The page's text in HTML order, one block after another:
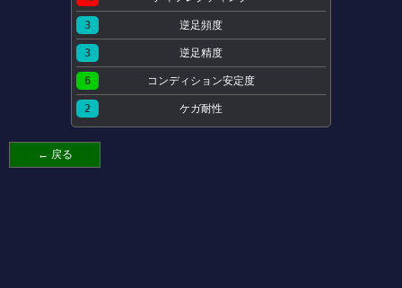
3 逆足頻度
3 逆足精度
6 コンディション安定度
2 ケガ耐性
← 戻る